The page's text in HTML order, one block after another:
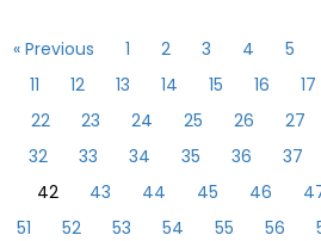
« Previous 1 2 3 4 5
11
12 13 14 15 16 17
22
23 24 25 26 27
32
33 34 35 36 37
42
43 44 45 46
51
52 53 54 55 56